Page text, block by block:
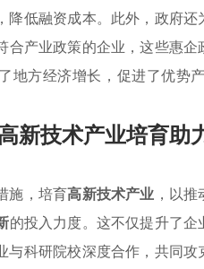
降低融资成本。此外，政府
合产业政策的企业，这些惠
地方经济增长，促进了优势
新技术产业培育助
施，培育高新技术产业 ，以
的投入力度。这不仅提升了
与科研院校深度合作，共同